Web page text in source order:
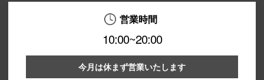
営業時間
10:00~20:00
今月は休まず営業いたします